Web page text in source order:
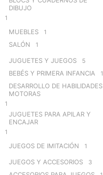
DIBUJO
1
MUEBLES 1
SALÓN 1
JUGUETES Y JUEGOS 5
BEBÉS Y PRIMERA INFANCIA 1
DESARROLLO DE HABILIDADES
MOTORAS
1
JUGUETES PARA APILAR Y
ENCAJAR
1
JUEGOS DE IMITACIÓN 1
JUEGOS Y ACCESORIOS 3